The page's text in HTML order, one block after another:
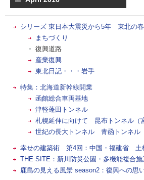
シリーズ 東日本大震災から5年 東北の
まちづくり
復興道路
産業復興
東北日記・・・岩手
特集：北海道新幹線開業
函館総合車両基地
津軽蓬田トンネル
札幌延伸に向けて 昆布トンネル（
世紀の長大トンネル 青函トンネル
幸せの建築術 第4回：中国・福建省
THE SITE：新川防災公園・多機能複合
鹿島の見える風景 season2：復興への思